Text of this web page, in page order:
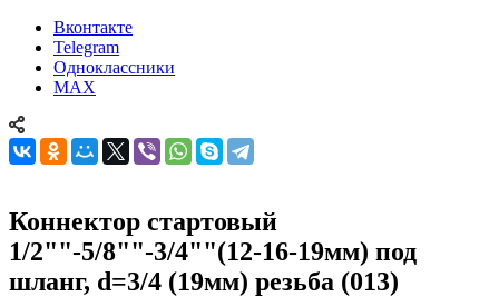
Вконтакте
Telegram
Одноклассники
MAX
Коннектор стартовый
1/2""-5/8""-3/4""(12-16-19мм) под
шланг, d=3/4 (19мм) резьба (013)